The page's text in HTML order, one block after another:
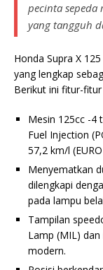
pecinta sepeda
yang tangguh
Honda Supra X
yang lengkap
Berikut ini fitur-
Mesin 125cc -4
Fuel Injection
57,2 km/l
Menyematkan
dilengkapi
pada lampu
Tampilan
Lamp (MIL)
modern.